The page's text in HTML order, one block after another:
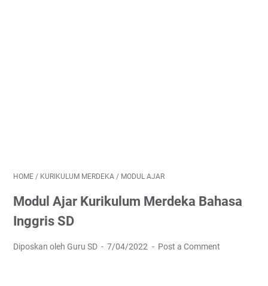
HOME / KURIKULUM MERDEKA / MODUL AJAR
Modul Ajar Kurikulum Merdeka Bahasa
Inggris SD
Diposkan oleh Guru SD 7/04/2022 Post a Comment